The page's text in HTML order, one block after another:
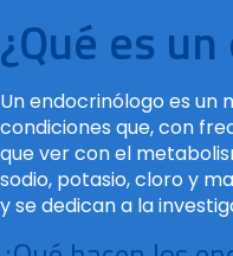
¿Qué es
Un endocrinólogo es un
condiciones que, con
que ver con el
sodio, potasio, cloro y
y se dedican a la